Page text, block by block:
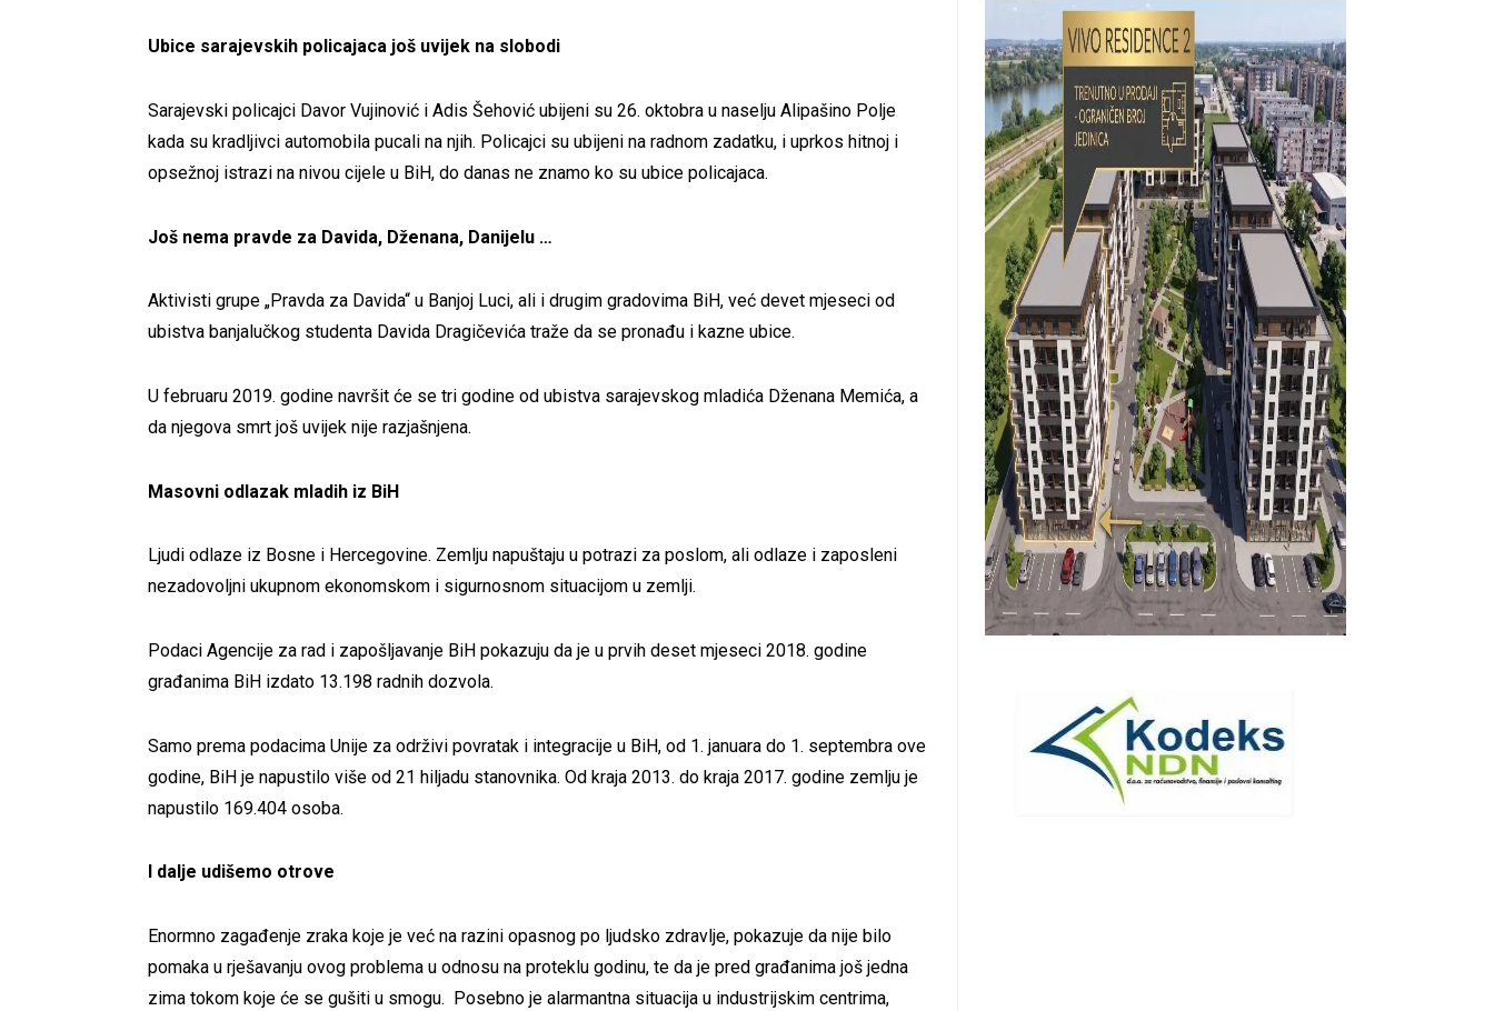
Ubice sarajevskih policajaca još uvijek na slobodi
Sarajevski policajci Davor Vujinović i Adis Šehović ubijeni su 26. oktobra u naselju Alipašino Polje
kada su kradljivci automobila pucali na njih. Policajci su ubijeni na radnom zadatku, i uprkos hitnoj i
opsežnoj istrazi na nivou cijele u BiH, do danas ne znamo ko su ubice policajaca.
Još nema pravde za Davida, Dženana, Danijelu …
Aktivisti grupe „Pravda za Davida“ u Banjoj Luci, ali i drugim gradovima BiH, već devet mjeseci od
ubistva banjalučkog studenta Davida Dragičevića traže da se pronađu i kazne ubice.
U februaru 2019. godine navršit će se tri godine od ubistva sarajevskog mladića Dženana Memića, a
da njegova smrt još uvijek nije razjašnjena.
Masovni odlazak mladih iz BiH
Ljudi odlaze iz Bosne i Hercegovine. Zemlju napuštaju u potrazi za poslom, ali odlaze i zaposleni
nezadovoljni ukupnom ekonomskom i sigurnosnom situacijom u zemlji.
Podaci Agencije za rad i zapošljavanje BiH pokazuju da je u prvih deset mjeseci 2018. godine
građanima BiH izdato 13.198 radnih dozvola.
Samo prema podacima Unije za održivi povratak i integracije u BiH, od 1. januara do 1. septembra ove
godine, BiH je napustilo više od 21 hiljadu stanovnika. Od kraja 2013. do kraja 2017. godine zemlju je
napustilo 169.404 osoba.
I dalje udišemo otrove
Enormno zagađenje zraka koje je već na razini opasnog po ljudsko zdravlje, pokazuje da nije bilo
pomaka u rješavanju ovog problema u odnosu na proteklu godinu, te da je pred građanima još jedna
zima tokom koje će se gušiti u smogu. Posebno je alarmantna situacija u industrijskim centrima,